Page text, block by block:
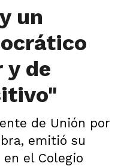
un
de
de Unión por
emitió su
el Colegio